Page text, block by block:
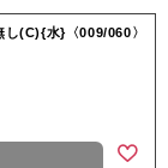
(C){水}〈009/060〉